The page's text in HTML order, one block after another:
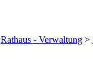
Rathaus - Verwaltung >